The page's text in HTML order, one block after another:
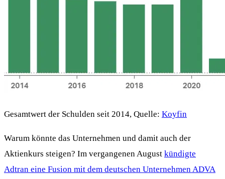
Gesamtwert der Schulden seit 2014, Quelle: Koyfin
Warum könnte das Unternehmen und damit auch der
Aktienkurs steigen? Im vergangenen August kündigte
Adtran eine Fusion mit dem deutschen Unternehmen ADVA